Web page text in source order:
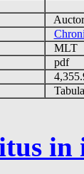
MLT
pdf
in